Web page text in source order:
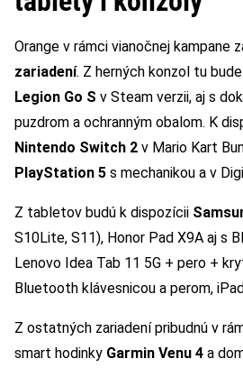
Orange v rámci vianočnej kampane
zariadení. Z herných konzol tu
Legion Go S v Steam verzii, aj s
puzdrom a ochranným obalom. K
Nintendo Switch 2 v Mario Kart
PlayStation 5 s mechanikou a v
Z tabletov budú k dispozícii
S10Lite, S11), Honor Pad X9A aj s
Lenovo Idea Tab 11 5G + pero +
Bluetooth klávesnicou a perom,
Z ostatných zariadení pribudnú v
smart hodinky Garmin Venu 4 a